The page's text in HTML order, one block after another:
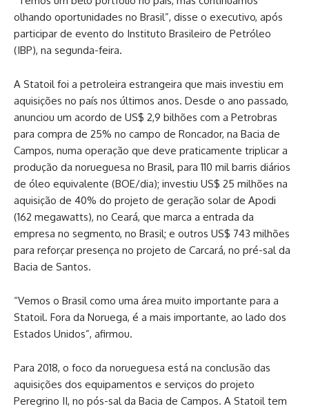
olhando oportunidades no Brasil”, disse o executivo, após
participar de evento do Instituto Brasileiro de Petróleo
(IBP), na segunda-feira.
A Statoil foi a petroleira estrangeira que mais investiu em
aquisições no país nos últimos anos. Desde o ano passado,
anunciou um acordo de US$ 2,9 bilhões com a Petrobras
para compra de 25% no campo de Roncador, na Bacia de
Campos, numa operação que deve praticamente triplicar a
produção da norueguesa no Brasil, para 110 mil barris diários
de óleo equivalente (BOE/dia); investiu US$ 25 milhões na
aquisição de 40% do projeto de geração solar de Apodi
(162 megawatts), no Ceará, que marca a entrada da
empresa no segmento, no Brasil; e outros US$ 743 milhões
para reforçar presença no projeto de Carcará, no pré-sal da
Bacia de Santos.
“Vemos o Brasil como uma área muito importante para a
Statoil. Fora da Noruega, é a mais importante, ao lado dos
Estados Unidos”, afirmou.
Para 2018, o foco da norueguesa está na conclusão das
aquisições dos equipamentos e serviços do projeto
Peregrino II, no pós-sal da Bacia de Campos. A Statoil tem